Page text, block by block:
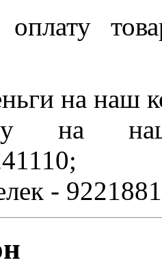
оплату
на наш
на
-